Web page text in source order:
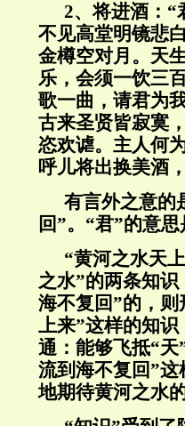
2、将进酒：“
不见高堂明镜悲
金樽空对月。天
乐，会须一饮三
歌一曲，请君为
古来圣贤皆寂寞
恣欢谑。主人何
呼儿将出换美酒
有言外之意的
回”。“君”的意思
“黄河之水天
之水”的两条知
海不复回”的，
上来”这样的知
通：能够飞抵“
流到海不复回”
地期待黄河之水